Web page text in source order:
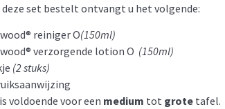
deze set bestelt ontvangt u het volgende:
reiniger O(150ml)
verzorgende lotion O (150ml)
(2 stuks)
voldoende voor een medium tot grote tafel.